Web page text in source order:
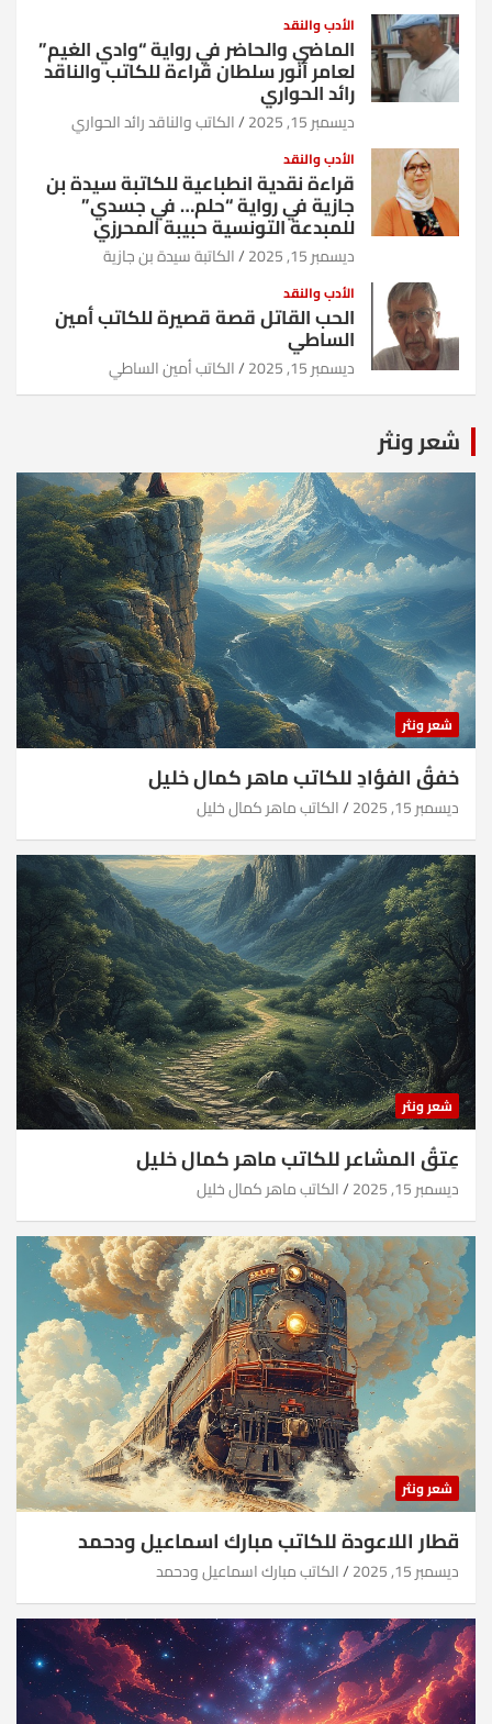
الأدب والنقد
الماضي والحاضر في رواية “وادي الغيم”
لعامر أنور سلطان قراءة للكاتب والناقد
رائد الحواري
ديسمبر 15, 2025 الكاتب والناقد رائد الحواري
الأدب والنقد
قراءة نقدية انطباعية للكاتبة سيدة بن
جازية في رواية “حلم… في جسدي”
للمبدعة التونسية حبيبة المحرزي
ديسمبر 15, 2025 الكاتبة سيدة بن جازية
الأدب والنقد
الحب القاتل قصة قصيرة للكاتب أمين
الساطي
ديسمبر 15, 2025 الكاتب أمين الساطي
شعر ونثر
شعر ونثر
خفقُ الفؤادِ للكاتب ماهر كمال خليل
ديسمبر 15, 2025 الكاتب ماهر كمال خليل
شعر ونثر
عِتقُ المشاعر للكاتب ماهر كمال خليل
ديسمبر 15, 2025 الكاتب ماهر كمال خليل
شعر ونثر
قطار اللاعودة للكاتب مبارك اسماعيل ودحمد
ديسمبر 15, 2025 الكاتب مبارك اسماعيل ودحمد